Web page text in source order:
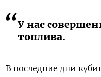
У нас
топлива.
В последние дни